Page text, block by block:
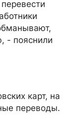
- пояснили
карт, на
переводы.